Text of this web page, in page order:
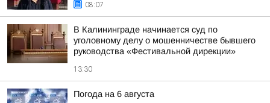
08:07
В Калининграде начинается суд по
уголовному делу о мошенничестве бывшего
руководства «Фестивальной дирекции»
13:30
Погода на 6 августа